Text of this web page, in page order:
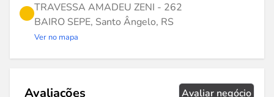
TRAVESSA AMADEU ZENI - 262
BAIRO SEPE, Santo Ângelo, RS
Ver no mapa
Avaliações Avaliar negócio